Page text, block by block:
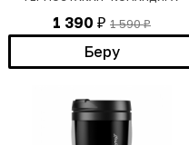
1 390 ₽ 1 590₽
Беру